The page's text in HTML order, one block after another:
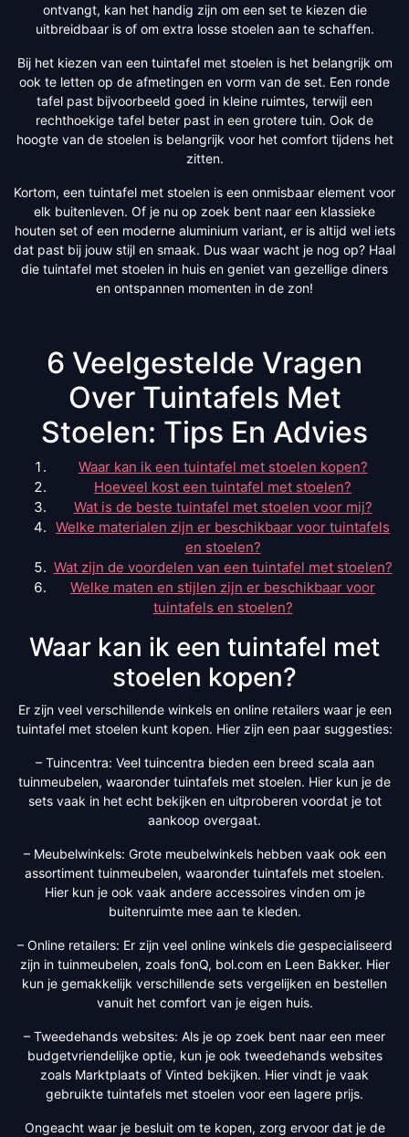
ontvangt, kan het handig zijn om een set te kiezen die
uitbreidbaar is of om extra losse stoelen aan te schaffen.
Bij het kiezen van een tuintafel met stoelen is het belangrijk om
ook te letten op de afmetingen en vorm van de set. Een ronde
tafel past bijvoorbeeld goed in kleine ruimtes, terwijl een
rechthoekige tafel beter past in een grotere tuin. Ook de
hoogte van de stoelen is belangrijk voor het comfort tijdens het
zitten.
Kortom, een tuintafel met stoelen is een onmisbaar element voor
elk buitenleven. Of je nu op zoek bent naar een klassieke
houten set of een moderne aluminium variant, er is altijd wel iets
dat past bij jouw stijl en smaak. Dus waar wacht je nog op? Haal
die tuintafel met stoelen in huis en geniet van gezellige diners
en ontspannen momenten in de zon!
6 Veelgestelde Vragen
Over Tuintafels Met
Stoelen: Tips En Advies
Waar kan ik een tuintafel met stoelen kopen?
Hoeveel kost een tuintafel met stoelen?
Wat is de beste tuintafel met stoelen voor mij?
Welke materialen zijn er beschikbaar voor tuintafels
en stoelen?
Wat zijn de voordelen van een tuintafel met stoelen?
Welke maten en stijlen zijn er beschikbaar voor
tuintafels en stoelen?
Waar kan ik een tuintafel met
stoelen kopen?
Er zijn veel verschillende winkels en online retailers waar je een
tuintafel met stoelen kunt kopen. Hier zijn een paar suggesties:
– Tuincentra: Veel tuincentra bieden een breed scala aan
tuinmeubelen, waaronder tuintafels met stoelen. Hier kun je de
sets vaak in het echt bekijken en uitproberen voordat je tot
aankoop overgaat.
– Meubelwinkels: Grote meubelwinkels hebben vaak ook een
assortiment tuinmeubelen, waaronder tuintafels met stoelen.
Hier kun je ook vaak andere accessoires vinden om je
buitenruimte mee aan te kleden.
– Online retailers: Er zijn veel online winkels die gespecialiseerd
zijn in tuinmeubelen, zoals fonQ, bol.com en Leen Bakker. Hier
kun je gemakkelijk verschillende sets vergelijken en bestellen
vanuit het comfort van je eigen huis.
– Tweedehands websites: Als je op zoek bent naar een meer
budgetvriendelijke optie, kun je ook tweedehands websites
zoals Marktplaats of Vinted bekijken. Hier vindt je vaak
gebruikte tuintafels met stoelen voor een lagere prijs.
Ongeacht waar je besluit om te kopen, zorg ervoor dat je de